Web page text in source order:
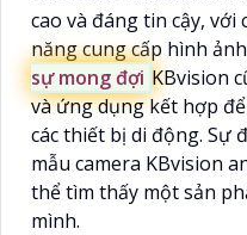
cao và đáng tin cậy,
năng cung cấp hình
sự mong đợi KBvision
và ứng dụng kết hợp
các thiết bị di động. Sự
mẫu camera KBvision
thể tìm thấy một sản
mình.